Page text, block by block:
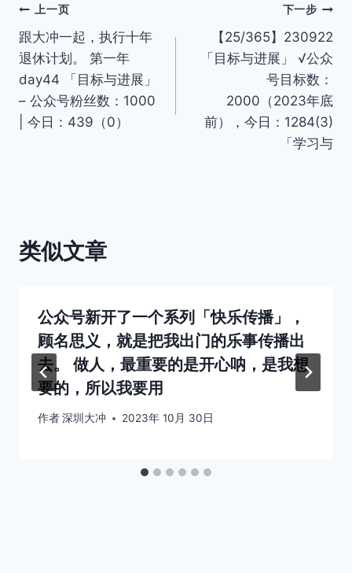
文
章
导
航
上一页
跟大冲一起，执行十年
退休计划。 第一年
day44 「目标与进展」
– 公众号粉丝数：1000
| 今日：439（0）
下一步
【25/365】230922
「目标与进展」 √公众
号目标数：
2000（2023年底
前），今日：1284(3)
「学习与
类似文章
公众号新开了一个系列「快乐传播」，
顾名思义，就是把我出门的乐事传播出
去。 做人，最重要的是开心呐，是我想
要的，所以我要用
作者深圳大冲 2023年 10月 30日